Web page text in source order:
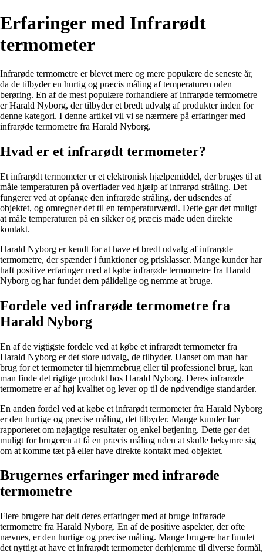
Erfaringer med Infrarødt
termometer
Infrarøde termometre er blevet mere og mere populære de seneste år,
da de tilbyder en hurtig og præcis måling af temperaturen uden
berøring. En af de mest populære forhandlere af infrarøde termometre
er Harald Nyborg, der tilbyder et bredt udvalg af produkter inden for
denne kategori. I denne artikel vil vi se nærmere på erfaringer med
infrarøde termometre fra Harald Nyborg.
Hvad er et infrarødt termometer?
Et infrarødt termometer er et elektronisk hjælpemiddel, der bruges til at
måle temperaturen på overflader ved hjælp af infrarød stråling. Det
fungerer ved at opfange den infrarøde stråling, der udsendes af
objektet, og omregner det til en temperaturværdi. Dette gør det muligt
at måle temperaturen på en sikker og præcis måde uden direkte
kontakt.
Harald Nyborg er kendt for at have et bredt udvalg af infrarøde
termometre, der spænder i funktioner og prisklasser. Mange kunder har
haft positive erfaringer med at købe infrarøde termometre fra Harald
Nyborg og har fundet dem pålidelige og nemme at bruge.
Fordele ved infrarøde termometre fra
Harald Nyborg
En af de vigtigste fordele ved at købe et infrarødt termometer fra
Harald Nyborg er det store udvalg, de tilbyder. Uanset om man har
brug for et termometer til hjemmebrug eller til professionel brug, kan
man finde det rigtige produkt hos Harald Nyborg. Deres infrarøde
termometre er af høj kvalitet og lever op til de nødvendige standarder.
En anden fordel ved at købe et infrarødt termometer fra Harald Nyborg
er den hurtige og præcise måling, det tilbyder. Mange kunder har
rapporteret om nøjagtige resultater og enkel betjening. Dette gør det
muligt for brugeren at få en præcis måling uden at skulle bekymre sig
om at komme tæt på eller have direkte kontakt med objektet.
Brugernes erfaringer med infrarøde
termometre
Flere brugere har delt deres erfaringer med at bruge infrarøde
termometre fra Harald Nyborg. En af de positive aspekter, der ofte
nævnes, er den hurtige og præcise måling. Mange brugere har fundet
det nyttigt at have et infrarødt termometer derhjemme til diverse formål,